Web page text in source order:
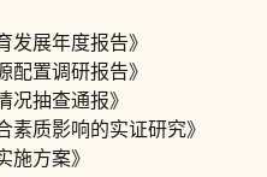
展年度报告》
置调研报告》
抽查通报》
质影响的实证研究》
施方案》